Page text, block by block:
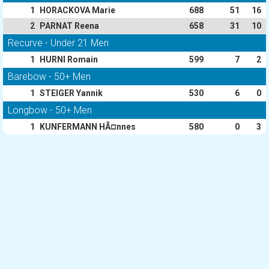
1 HORACKOVA Marie 688 51
16
2
PARNAT Reena 658 31 10
Recurve - Under 21 Men
1 HURNI Romain 599 7 2
Barebow - 50+ Men
1 STEIGER Yannik 530 6 0
Longbow - 50+ Men
1 KUNFERMANN HÃ¤nnes 580 0 3